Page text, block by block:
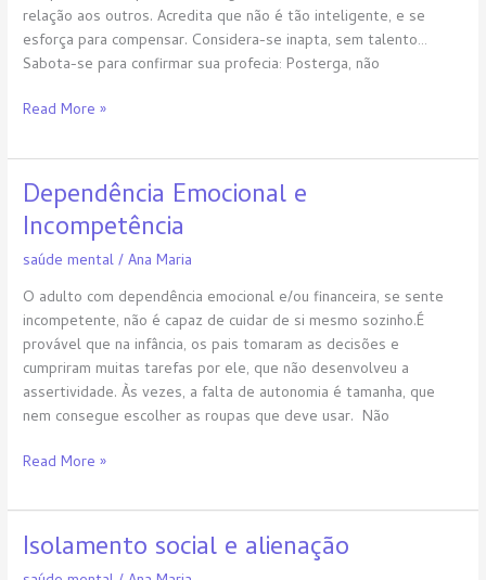
relação aos outros. Acredita que não é tão inteligente, e se
esforça para compensar. Considera-se inapta, sem talento…
Sabota-se para confirmar sua profecia: Posterga, não
Read More »
Dependência Emocional e
Incompetência
saúde mental/Ana Maria
O adulto com dependência emocional e/ou financeira, se sente
incompetente, não é capaz de cuidar de si mesmo sozinho.É
provável que na infância, os pais tomaram as decisões e
cumpriram muitas tarefas por ele, que não desenvolveu a
assertividade. Às vezes, a falta de autonomia é tamanha, que
nem consegue escolher as roupas que deve usar. Não
Dependência
Emocional
e
Incompetência
Read More »
Isolamento social e alienação
Isolamento
social